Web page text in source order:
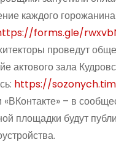
каждого
forms.gle/
проведут
актового зала
https://
– в
площадки будут